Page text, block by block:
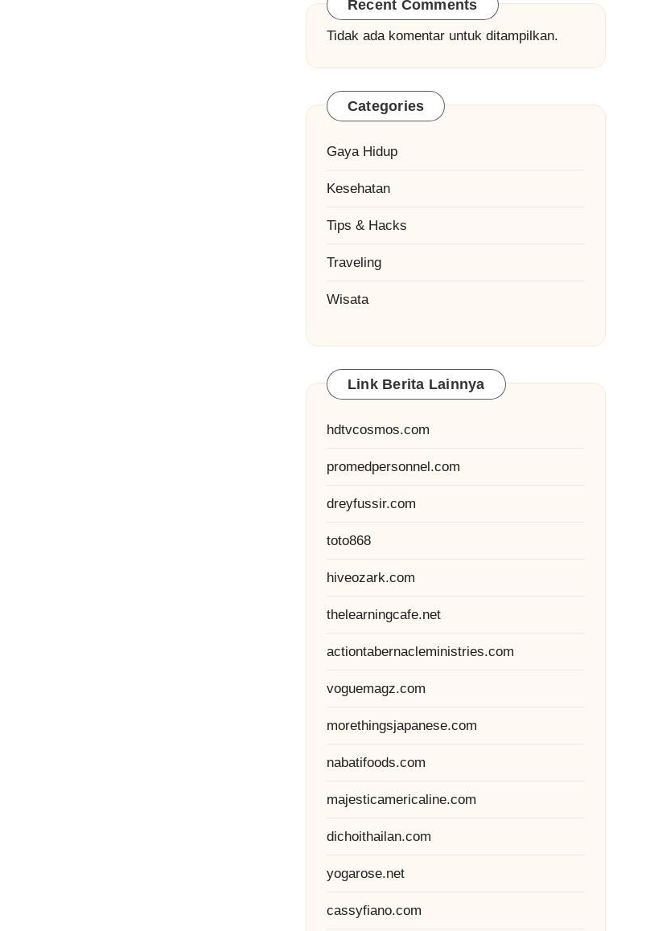
Recent Comments
Tidak ada komentar untuk ditampilkan.
Categories
Gaya Hidup
Kesehatan
Tips & Hacks
Traveling
Wisata
Link Berita Lainnya
hdtvcosmos.com
promedpersonnel.com
dreyfussir.com
toto868
hiveozark.com
thelearningcafe.net
actiontabernacleministries.com
voguemagz.com
morethingsjapanese.com
nabatifoods.com
majesticamericaline.com
dichoithailan.com
yogarose.net
cassyfiano.com